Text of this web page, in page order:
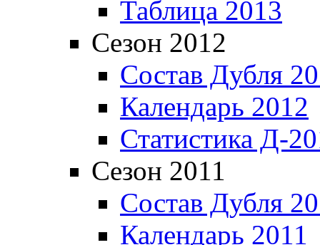
Таблица 2013
Сезон 2012
Состав Дубля
Календарь 2012
Статистика Д-
Сезон 2011
Состав Дубля
Календарь 2011